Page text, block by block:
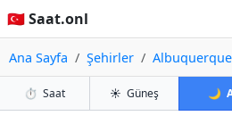
🇹🇷 Saat.onl
Ana Sayfa Şehirler Albuquerque
⏱️ Saat ☀️ Güneş 🌙